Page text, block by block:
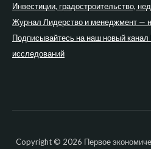
Инвестиции, градостроительство,
Журнал Лидерство и менеджмент —
Подписывайтесь на наш новый канал
исследований
Copyright © 2026 Первое